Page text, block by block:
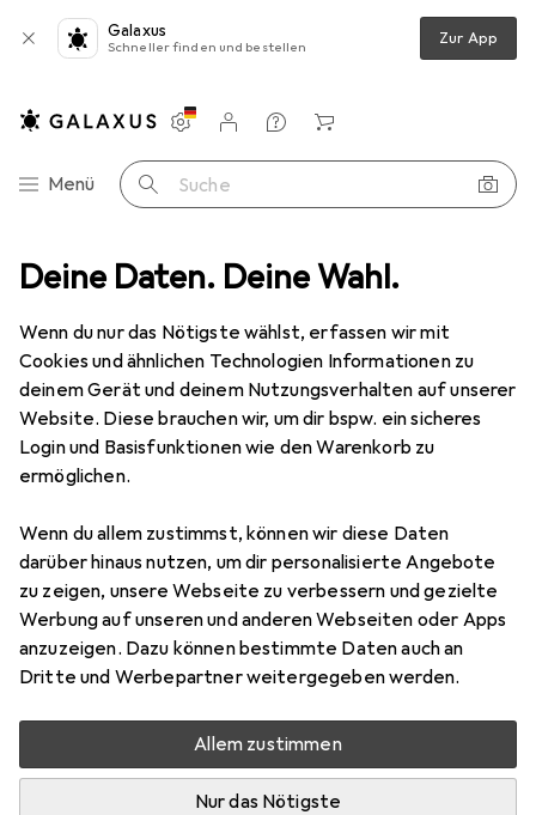
Deine Daten. Deine Wahl.
Wenn du nur das Nötigste wählst, erfassen wir mit
Cookies und ähnlichen Technologien Informationen zu
deinem Gerät und deinem Nutzungsverhalten auf unserer
Website. Diese brauchen wir, um dir bspw. ein sicheres
Login und Basisfunktionen wie den Warenkorb zu
ermöglichen.
Wenn du allem zustimmst, können wir diese Daten
darüber hinaus nutzen, um dir personalisierte Angebote
zu zeigen, unsere Webseite zu verbessern und gezielte
Werbung auf unseren und anderen Webseiten oder Apps
anzuzeigen. Dazu können bestimmte Daten auch an
Dritte und Werbepartner weitergegeben werden.
Allem zustimmen
Nur das Nötigste
Galaxus
Schneller finden und bestellen Zur App
Navigation nach Kategorien
Menü Suche
Einstellungen
Kundenkonto
Vergleichslisten
Merklisten
Warenkorb
Zubehör Schulbedarf Ordner Exacompta Premium
6 Bilder
Exacompta Premium
Preis in EUR inkl. MwSt.
EUR
18,07
24
Bewertungen
Zwischen Do, 13.8. und Mo, 17.8. geliefert
Mehr als 10 Stück an Lager beim Drittanbieter
Lieferort angeben für genaue Lieferzeit